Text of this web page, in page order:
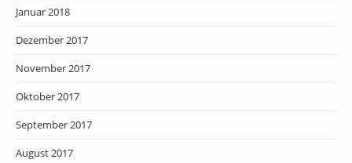
Januar 2018
Dezember 2017
November 2017
Oktober 2017
September 2017
August 2017